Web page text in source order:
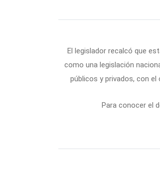
El legislador recalcó que
como una legislación
públicos y privados, con
Para conocer el